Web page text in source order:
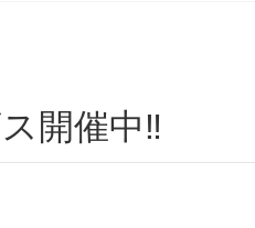
ス開催中‼︎